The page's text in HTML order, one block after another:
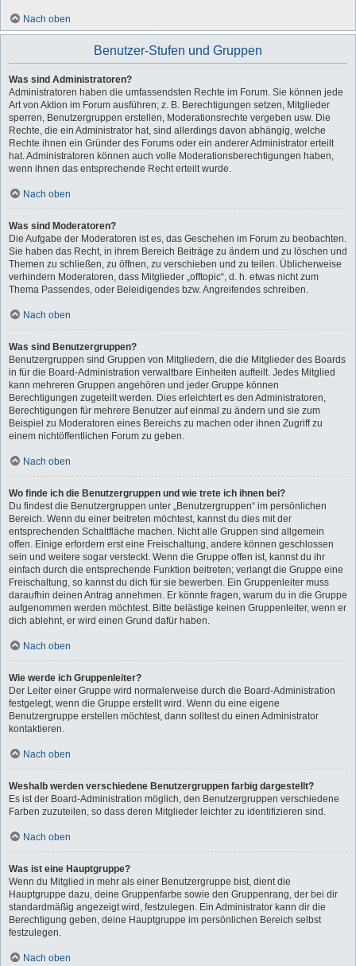
Nach oben
Benutzer-Stufen und Gruppen
Was sind Administratoren?
Administratoren haben die umfassendsten Rechte im Forum. Sie können jede
Art von Aktion im Forum ausführen; z. B. Berechtigungen setzen, Mitglieder
sperren, Benutzergruppen erstellen, Moderationsrechte vergeben usw. Die
Rechte, die ein Administrator hat, sind allerdings davon abhängig, welche
Rechte ihnen ein Gründer des Forums oder ein anderer Administrator erteilt
hat. Administratoren können auch volle Moderationsberechtigungen haben,
wenn ihnen das entsprechende Recht erteilt wurde.
Nach oben
Was sind Moderatoren?
Die Aufgabe der Moderatoren ist es, das Geschehen im Forum zu beobachten.
Sie haben das Recht, in ihrem Bereich Beiträge zu ändern und zu löschen und
Themen zu schließen, zu öffnen, zu verschieben und zu teilen. Üblicherweise
verhindern Moderatoren, dass Mitglieder „offtopic“, d. h. etwas nicht zum
Thema Passendes, oder Beleidigendes bzw. Angreifendes schreiben.
Nach oben
Was sind Benutzergruppen?
Benutzergruppen sind Gruppen von Mitgliedern, die die Mitglieder des Boards
in für die Board-Administration verwaltbare Einheiten aufteilt. Jedes Mitglied
kann mehreren Gruppen angehören und jeder Gruppe können
Berechtigungen zugeteilt werden. Dies erleichtert es den Administratoren,
Berechtigungen für mehrere Benutzer auf einmal zu ändern und sie zum
Beispiel zu Moderatoren eines Bereichs zu machen oder ihnen Zugriff zu
einem nichtöffentlichen Forum zu geben.
Nach oben
Wo finde ich die Benutzergruppen und wie trete ich ihnen bei?
Du findest die Benutzergruppen unter „Benutzergruppen“ im persönlichen
Bereich. Wenn du einer beitreten möchtest, kannst du dies mit der
entsprechenden Schaltfläche machen. Nicht alle Gruppen sind allgemein
offen. Einige erfordern erst eine Freischaltung, andere können geschlossen
sein und weitere sogar versteckt. Wenn die Gruppe offen ist, kannst du ihr
einfach durch die entsprechende Funktion beitreten; verlangt die Gruppe eine
Freischaltung, so kannst du dich für sie bewerben. Ein Gruppenleiter muss
daraufhin deinen Antrag annehmen. Er könnte fragen, warum du in die Gruppe
aufgenommen werden möchtest. Bitte belästige keinen Gruppenleiter, wenn er
dich ablehnt, er wird einen Grund dafür haben.
Nach oben
Wie werde ich Gruppenleiter?
Der Leiter einer Gruppe wird normalerweise durch die Board-Administration
festgelegt, wenn die Gruppe erstellt wird. Wenn du eine eigene
Benutzergruppe erstellen möchtest, dann solltest du einen Administrator
kontaktieren.
Nach oben
Weshalb werden verschiedene Benutzergruppen farbig dargestellt?
Es ist der Board-Administration möglich, den Benutzergruppen verschiedene
Farben zuzuteilen, so dass deren Mitglieder leichter zu identifizieren sind.
Nach oben
Was ist eine Hauptgruppe?
Wenn du Mitglied in mehr als einer Benutzergruppe bist, dient die
Hauptgruppe dazu, deine Gruppenfarbe sowie den Gruppenrang, der bei dir
standardmäßig angezeigt wird, festzulegen. Ein Administrator kann dir die
Berechtigung geben, deine Hauptgruppe im persönlichen Bereich selbst
festzulegen.
Nach oben